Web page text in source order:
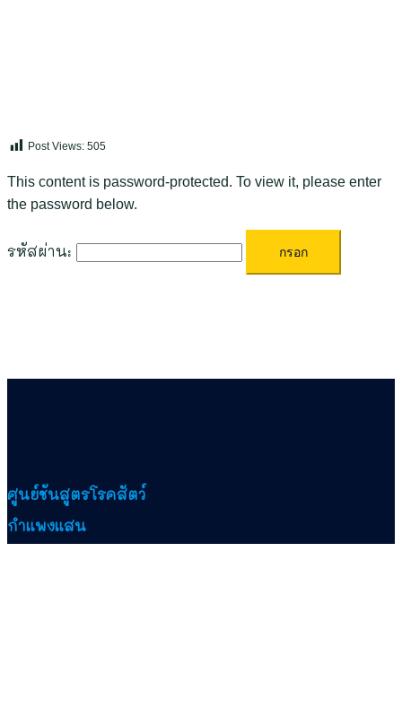
Post Views: 505
This content is password-protected. To view it, please enter
the password below.
รหัสผ่าน:
ศูนย์ชันสูตรโรคสัตว์
กำแพงแสน